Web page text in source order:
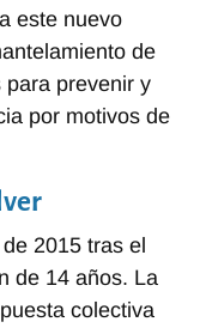
este nuevo
de
para prevenir y
por motivos de
2015 tras el
de 14 años. La
colectiva